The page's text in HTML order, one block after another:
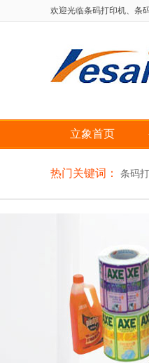
欢迎光临条码打印机、条
立象首页
热门关键词： 条码